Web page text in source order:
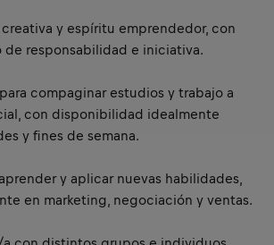
y espíritu emprendedor, con
de responsabilidad e iniciativa.
compaginar estudios y trabajo a
con disponibilidad idealmente
y fines de semana.
y aplicar nuevas habilidades,
en marketing, negociación y ventas.